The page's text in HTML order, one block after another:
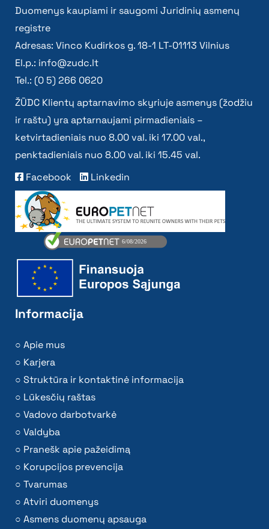
Duomenys kaupiami ir saugomi Juridinių asmenų
registre
Adresas: Vinco Kudirkos g. 18-1 LT-01113 Vilnius
El.p.: info@zudc.lt
Tel.: (0 5) 266 0620
ŽŪDC Klientų aptarnavimo skyriuje asmenys (žodžiu
ir raštu) yra aptarnaujami pirmadieniais –
ketvirtadieniais nuo 8.00 val. iki 17.00 val.,
penktadieniais nuo 8.00 val. iki 15.45 val.
Facebook
Linkedin
Informacija
Apie mus
Karjera
Struktūra ir kontaktinė informacija
Lūkesčių raštas
Vadovo darbotvarkė
Valdyba
Pranešk apie pažeidimą
Korupcijos prevencija
Tvarumas
Atviri duomenys
Asmens duomenų apsauga